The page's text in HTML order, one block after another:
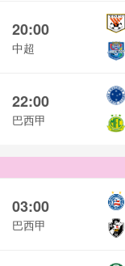
20:00
中超
22:00
巴西甲
03:00
巴西甲